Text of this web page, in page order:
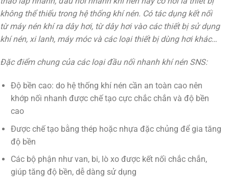
không thể thiếu trong hệ thống khí nén. Có tác dụng kết nối
từ máy nén khí ra dây hơi, từ dây hơi vào các thiết bị sử dụng
khí nén, xi lanh, máy móc và các loại thiết bị dùng hơi khác…
Đặc điểm chung của các loại đầu nối nhanh khí nén SNS:
Độ bền cao: do hệ thống khí nén cần an toàn cao nên
khớp nối nhanh được chế tạo cực chắc chắn và độ bền
cao
Được chế tạo bằng thép hoặc nhựa đặc chủng để gia tăng
độ bền
Các bộ phận như van, bi, lò xo được kết nối chắc chắn,
giúp tăng độ bền, dễ dàng sử dụng